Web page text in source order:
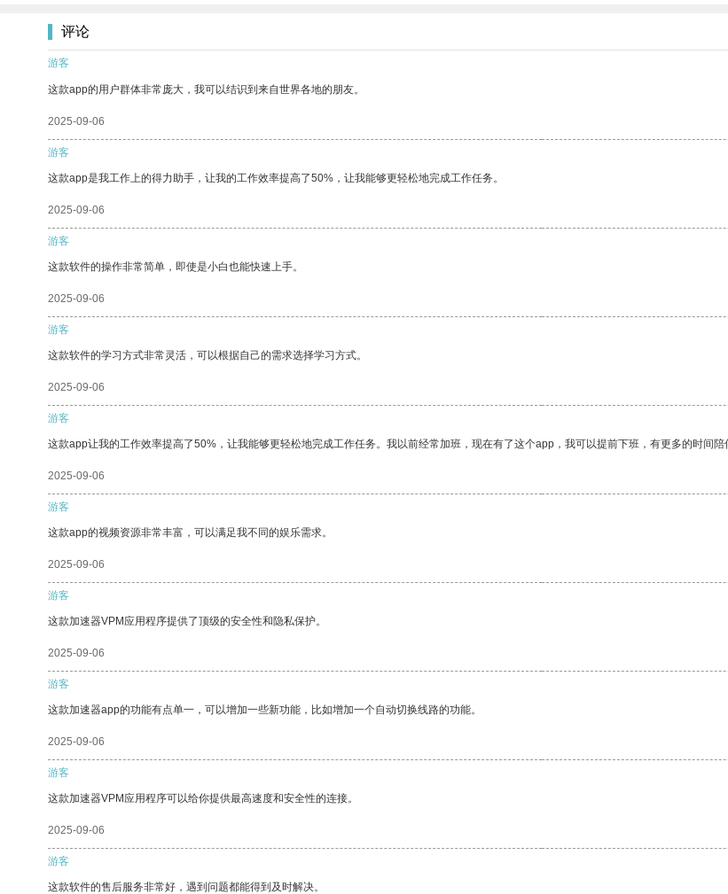
评论
游客
这款app的用户群体非常庞大，我可以结识到来自世界各地的朋友。
2025-09-06
游客
这款app是我工作上的得力助手，让我的工作效率提高了50%，让我能够更轻松地完成工作任务。
2025-09-06
游客
这款软件的操作非常简单，即使是小白也能快速上手。
2025-09-06
游客
这款软件的学习方式非常灵活，可以根据自己的需求选择学习方式。
2025-09-06
游客
这款app让我的工作效率提高了50%，让我能够更轻松地完成工作任务。我以前经常加班，现在有了这个app，我可以提前下班，有更多的时间陪
2025-09-06
游客
这款app的视频资源非常丰富，可以满足我不同的娱乐需求。
2025-09-06
游客
这款加速器VPM应用程序提供了顶级的安全性和隐私保护。
2025-09-06
游客
这款加速器app的功能有点单一，可以增加一些新功能，比如增加一个自动切换线路的功能。
2025-09-06
游客
这款加速器VPM应用程序可以给你提供最高速度和安全性的连接。
2025-09-06
游客
这款软件的售后服务非常好，遇到问题都能得到及时解决。